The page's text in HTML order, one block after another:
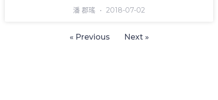
潘 郡瑤 2018-07-02
« Previous Next »